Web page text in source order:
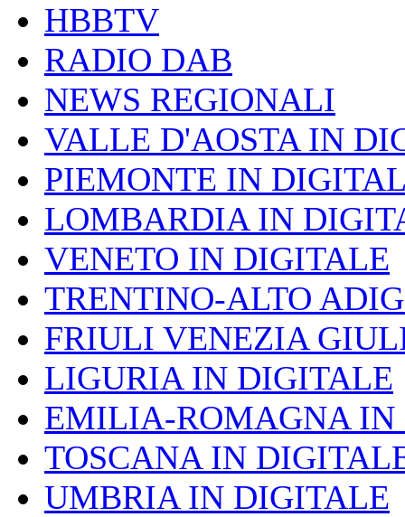
HBBTV
RADIO DAB
NEWS REGIONALI
VALLE D'AOSTA IN
PIEMONTE IN
LOMBARDIA IN
VENETO IN DIGITALE
TRENTINO-ALTO
FRIULI VENEZIA
LIGURIA IN DIGITALE
EMILIA-ROMAGNA IN
TOSCANA IN
UMBRIA IN DIGITALE